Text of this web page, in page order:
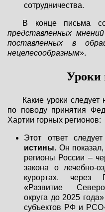
сотрудничества.
В конце письма
представленных
поставленных в
нецелесообразным».
Уроки
Какие уроки
по поводу принятия
Хартии горных регионов:
Этот ответ
истины. Он показал,
регионы России –
закона о лечебно-
курортах, через
«Развитие
округа до 2025
субъектов РФ и